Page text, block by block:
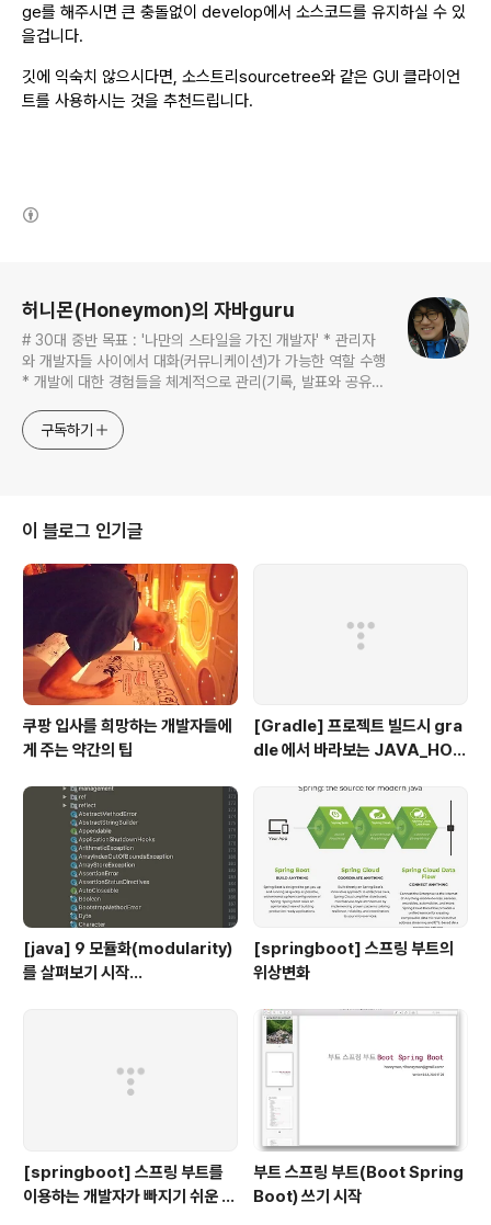
ge를 해주시면 큰 충돌없이 develop에서 소스코드를 유지하실 수 있
을겁니다.
깃에 익숙치 않으시다면, 소스트리sourcetree와 같은 GUI 클라이언
트를 사용하시는 것을 추천드립니다.
허니몬(Honeymon)의 자바guru
# 30대 중반 목표 : '나만의 스타일을 가진 개발자' * 관리자
와 개발자들 사이에서 대화(커뮤니케이션)가 가능한 역할 수행
* 개발에 대한 경험들을 체계적으로 관리(기록, 발표와 공유)
누구나 들려봤을법한 그런 개발관련 파워블로거 를 목표로 블
로그를 재편하려고 하는 중
구독하기
이 블로그 인기글
쿠팡 입사를 희망하는 개발자들에
게 주는 약간의 팁
[Gradle] 프로젝트 빌드시 gra
dle 에서 바라보는 JAVA_HOM
[java] 9 모듈화(modularity)
를 살펴보기 시작...
[springboot] 스프링 부트의
위상변화
[springboot] 스프링 부트를
이용하는 개발자가 빠지기 쉬운 착
부트 스프링 부트(Boot Spring
Boot) 쓰기 시작